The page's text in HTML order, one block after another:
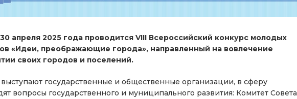
апреля 2025 года проводится VIII Всероссийский конкурс молодых
«Идеи, преображающие города», направленный на вовлечение
своих городов и поселений.
государственные и общественные организации, в сферу
вопросы государственного и муниципального развития: Комитет Совета